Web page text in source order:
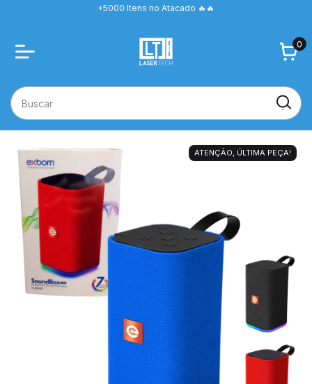
+5000 Itens no Atacado 🔥🔥
0
ATENÇÃO, ÚLTIMA PEÇA!